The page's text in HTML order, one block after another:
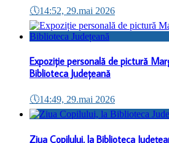
🕔14:52, 29.mai 2026
Expoziție personală de pictură
Biblioteca Județeană
🕔14:49, 29.mai 2026
Ziua Copilului, la Biblioteca